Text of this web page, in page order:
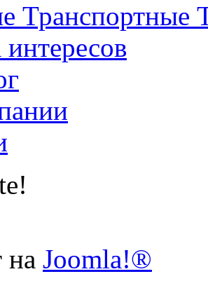
Транспортные
на Joomla!®